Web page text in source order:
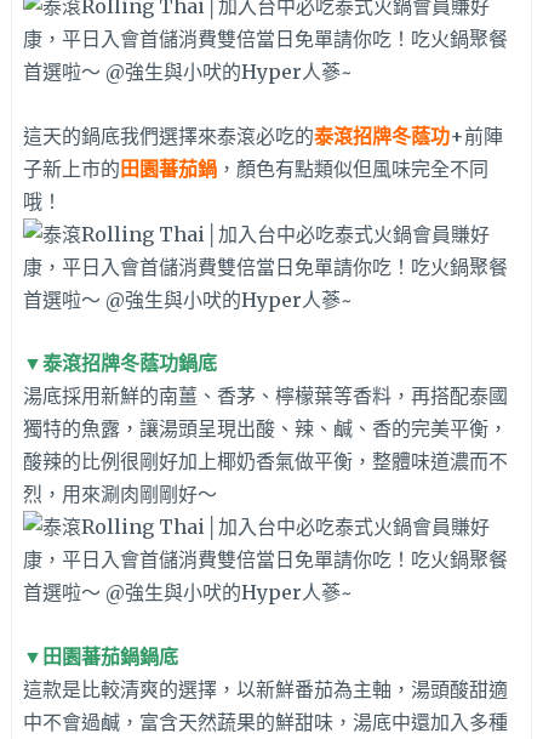
這天的鍋底我們選擇來泰滾必吃的泰滾招牌冬蔭功+前陣
子新上市的田園蕃茄鍋，顏色有點類似但風味完全不同
哦！
▼泰滾招牌冬蔭功鍋底
湯底採用新鮮的南薑、香茅、檸檬葉等香料，再搭配泰國
獨特的魚露，讓湯頭呈現出酸、辣、鹹、香的完美平衡，
酸辣的比例很剛好加上椰奶香氣做平衡，整體味道濃而不
烈，用來涮肉剛剛好～
▼ 田園蕃茄鍋鍋底
這款是比較清爽的選擇，以新鮮番茄為主軸，湯頭酸甜適
中不會過鹹，富含天然蔬果的鮮甜味，湯底中還加入多種